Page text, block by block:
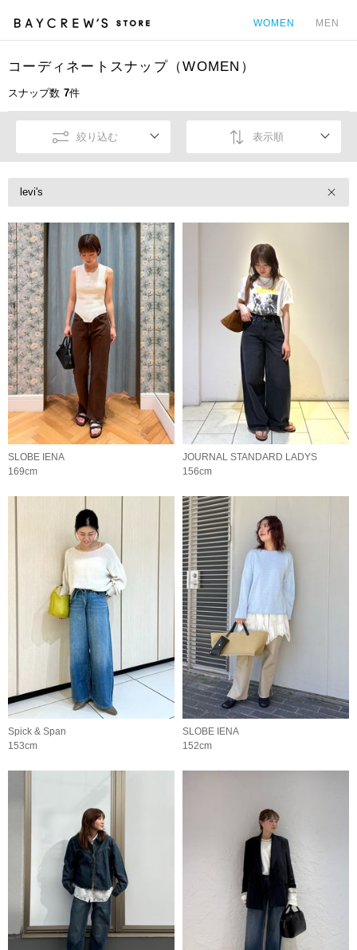
WOMEN MEN
コーディネートスナップ（WOMEN）
スナップ数 7件
絞り込む 表示順
levi's
SLOBE IENA
169cm
JOURNAL STANDARD LADYS
156cm
Spick & Span
153cm
SLOBE IENA
152cm